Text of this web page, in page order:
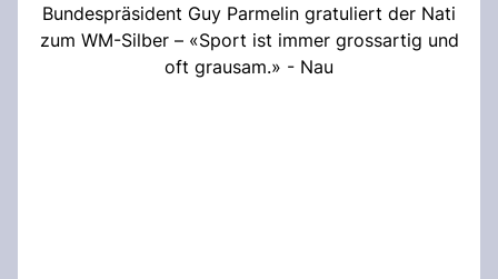
Bundespräsident Guy Parmelin gratuliert der Nati
zum WM-Silber – «Sport ist immer grossartig und
oft grausam.» - Nau